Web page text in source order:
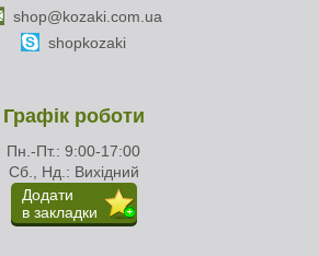
Графік роботи
Пн.-Пт.: 9:00-17:00
Сб., Нд.: Вихідний
Додати
в закладки
shop@kozaki.com.ua
shopkozaki